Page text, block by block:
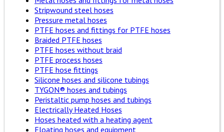
Stripwound steel hoses
Pressure metal hoses
PTFE hoses and fittings for PTFE hoses
Braided PTFE hoses
PTFE hoses without braid
PTFE process hoses
PTFE hose fittings
Silicone hoses and silicone tubings
TYGON® hoses and tubings
Peristaltic pump hoses and tubings
Electrically Heated Hoses
Hoses heated with a heating agent
Floating hoses and equipment